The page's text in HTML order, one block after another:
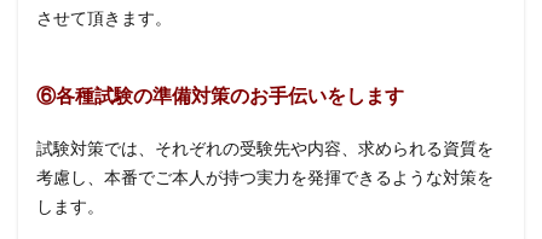
させて頂きます。
⑥各種試験の準備対策のお手伝いをします
試験対策では、それぞれの受験先や内容、求められる資質を
考慮し、本番でご本人が持つ実力を発揮できるような対策を
します。